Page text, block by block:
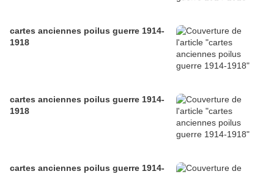
cartes anciennes poilus guerre 1914-
1918
cartes anciennes poilus guerre 1914-
1918
cartes anciennes poilus guerre 1914-